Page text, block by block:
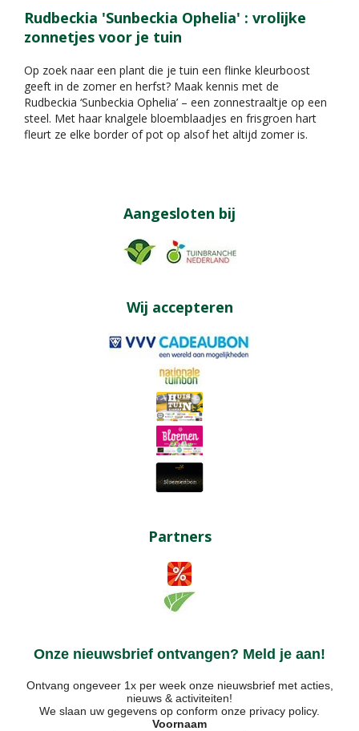
Rudbeckia 'Sunbeckia Ophelia' : vrolijke
zonnetjes voor je tuin
Op zoek naar een plant die je tuin een flinke kleurboost
geeft in de zomer en herfst? Maak kennis met de
Rudbeckia ‘Sunbeckia Ophelia’ – een zonnestraaltje op een
steel. Met haar knalgele bloemblaadjes en frisgroen hart
fleurt ze elke border of pot op alsof het altijd zomer is.
Aangesloten bij
Wij accepteren
Partners
Onze nieuwsbrief ontvangen? Meld je aan!
Ontvang ongeveer 1x per week onze nieuwsbrief met acties,
nieuws & activiteiten!
We slaan uw gegevens op conform onze privacy policy.
Voornaam